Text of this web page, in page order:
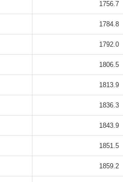
1756.7
1784.8
1792.0
1806.5
1813.9
1836.3
1843.9
1851.5
1859.2